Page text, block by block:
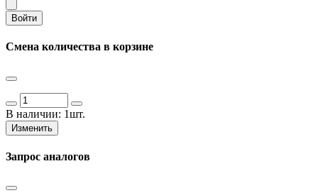
Войти
Смена количества в корзине
В наличии: 1шт.
Изменить
Запрос аналогов